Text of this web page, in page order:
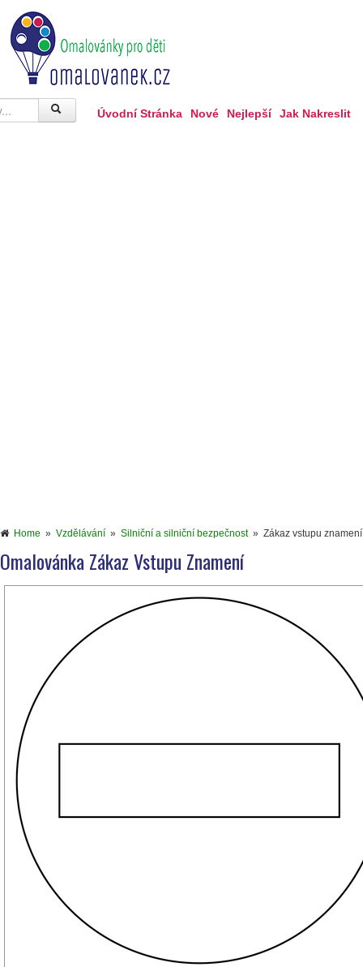
Úvodní Stránka Nové Nejlepší Jak Nakreslit
Home » Vzdělávání » Silniční a silniční bezpečnost» Zákaz vstupu znamení
Omalovánka Zákaz Vstupu Znamení